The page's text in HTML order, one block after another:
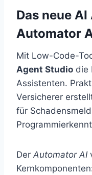
Das neue
Automator
Mit Low-Code-
Agent Studio die
Assistenten.
Versicherer
für
Der Automator AI